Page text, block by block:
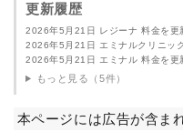
更新履歴
2026年5月21日 レジーナ 料金を更
2026年5月21日 エミナルクリニッ
2026年5月21日 エミナル 料金を更
もっと見る（5件）
本ページには広告が含ま